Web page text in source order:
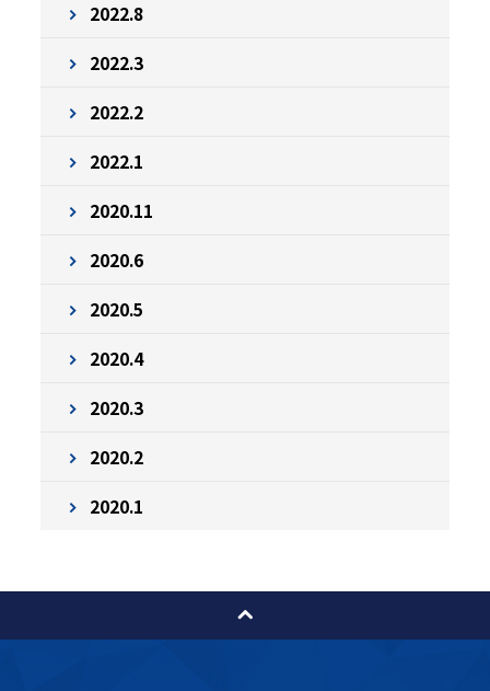
2022.8
2022.3
2022.2
2022.1
2020.11
2020.6
2020.5
2020.4
2020.3
2020.2
2020.1